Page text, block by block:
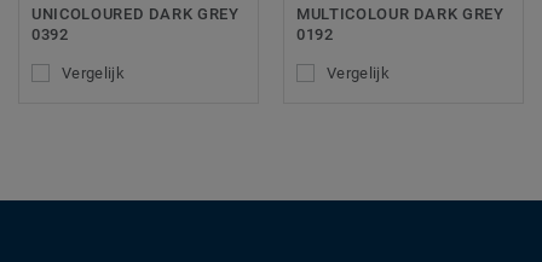
UNICOLOURED DARK GREY
0392
Vergelijk
MULTICOLOUR DARK GREY
0192
Vergelijk